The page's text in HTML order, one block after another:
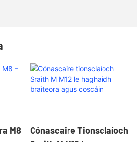
M8
Cónascaire Tionsclaíoch